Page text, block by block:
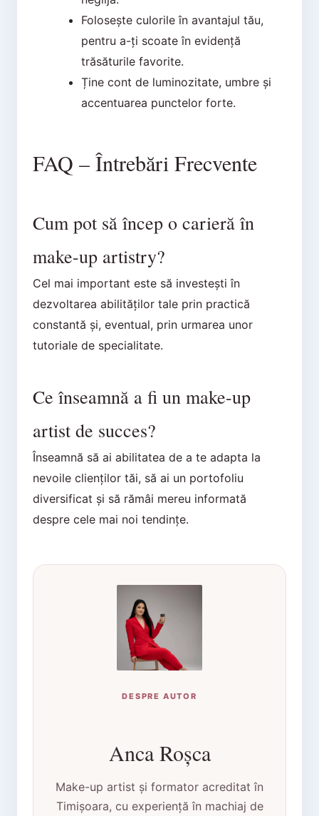
Folosește culorile în avantajul tău,
pentru a-ți scoate în evidență
trăsăturile favorite.
Ține cont de luminozitate, umbre și
accentuarea punctelor forte.
FAQ – Întrebări Frecvente
Cum pot să încep o carieră în
make-up artistry?
Cel mai important este să investești în
dezvoltarea abilităților tale prin practică
constantă și, eventual, prin urmarea unor
tutoriale de specialitate.
Ce înseamnă a fi un make-up
artist de succes?
Înseamnă să ai abilitatea de a te adapta la
nevoile clienților tăi, să ai un portofoliu
diversificat și să rămâi mereu informată
despre cele mai noi tendințe.
DESPRE AUTOR
Anca Roșca
Make-up artist și formator acreditat în
Timișoara, cu experiență în machiaj de